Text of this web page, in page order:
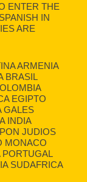
ENTER THE
IN
ARE
ARMENIA
BRASIL
EGIPTO
GALES
INDIA
JUDIOS
MONACO
PORTUGAL
SUDAFRICA